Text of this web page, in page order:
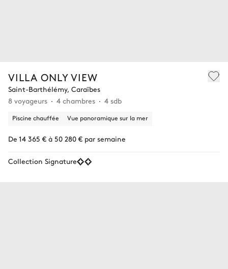
VILLA ONLY VIEW
Saint-Barthélémy, Caraïbes
8 voyageurs
4 chambres 4 sdb
Piscine chauffée Vue panoramique sur la mer
De 14 365 € à 50 280 € par semaine
Collection Signature